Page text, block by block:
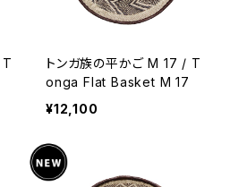
トンガ族の平かご M 17 / T
onga Flat Basket M 17
¥12,100